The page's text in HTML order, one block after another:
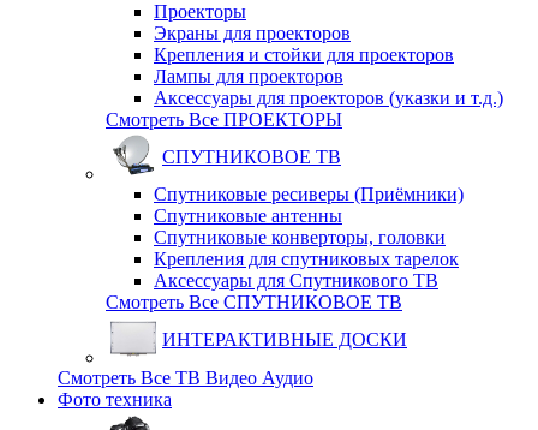
Проекторы
Экраны для проекторов
Крепления и стойки для проекторов
Лампы для проекторов
Аксессуары для проекторов (указки и т.д.)
Смотреть Все ПРОЕКТОРЫ
СПУТНИКОВОЕ ТВ
Спутниковые ресиверы (Приёмники)
Спутниковые антенны
Спутниковые конверторы, головки
Крепления для спутниковых тарелок
Аксессуары для Спутникового ТВ
Смотреть Все СПУТНИКОВОЕ ТВ
ИНТЕРАКТИВНЫЕ ДОСКИ
Смотреть Все ТВ Видео Аудио
Фото техника